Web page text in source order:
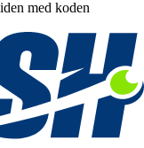
med koden